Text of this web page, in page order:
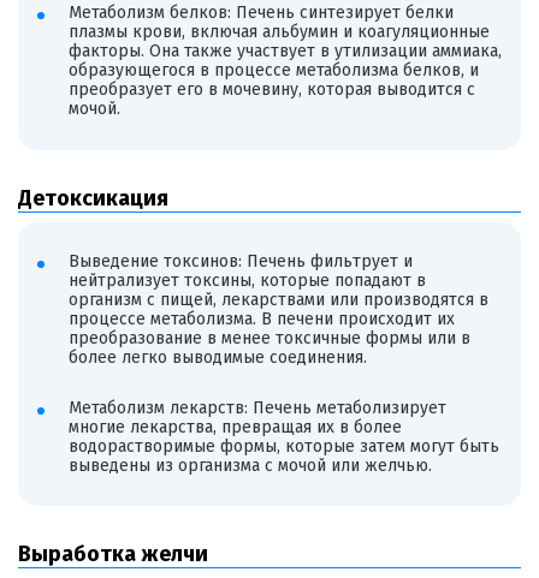
Метаболизм белков: Печень синтезирует белки
плазмы крови, включая альбумин и коагуляционные
факторы. Она также участвует в утилизации аммиака,
образующегося в процессе метаболизма белков, и
преобразует его в мочевину, которая выводится с
мочой.
Детоксикация
Выведение токсинов: Печень фильтрует и
нейтрализует токсины, которые попадают в
организм с пищей, лекарствами или производятся в
процессе метаболизма. В печени происходит их
преобразование в менее токсичные формы или в
более легко выводимые соединения.
Метаболизм лекарств: Печень метаболизирует
многие лекарства, превращая их в более
водорастворимые формы, которые затем могут быть
выведены из организма с мочой или желчью.
Выработка желчи